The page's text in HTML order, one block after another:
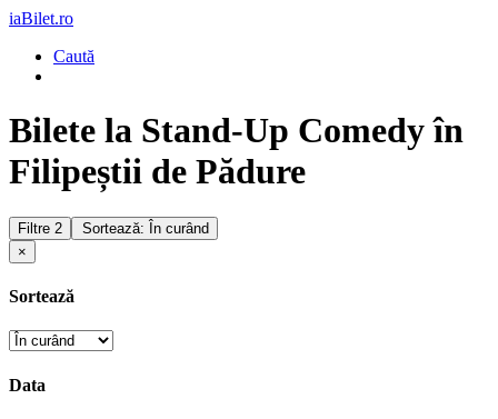
iaBilet.ro
Caută
Bilete la Stand-Up Comedy în
Filipeștii de Pădure
Filtre 2
Sortează: În curând
×
Sortează
Data